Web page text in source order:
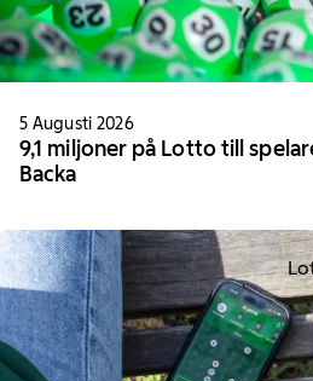
5 Augusti 2026
9,1 miljoner på Lotto till
Backa